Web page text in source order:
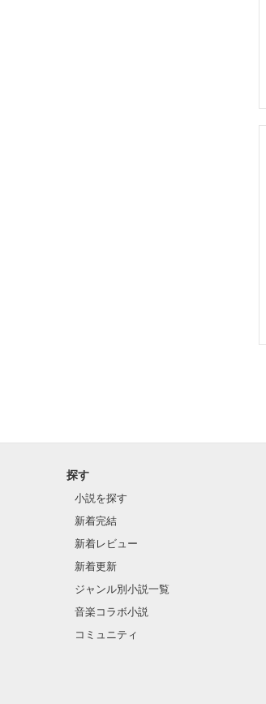
探す
小説を探す
新着完結
新着レビュー
新着更新
ジャンル別小説一覧
音楽コラボ小説
コミュニティ